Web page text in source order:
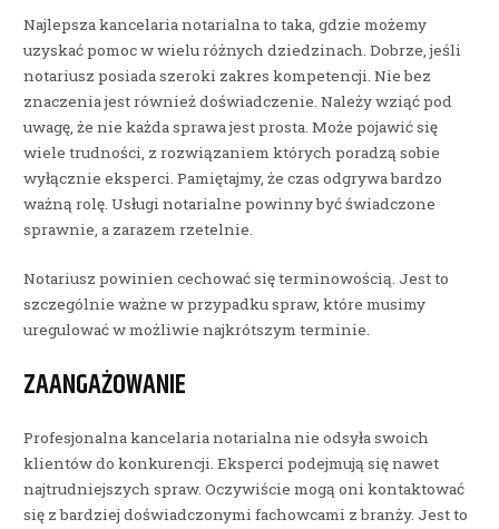
Najlepsza kancelaria notarialna to taka, gdzie możemy
uzyskać pomoc w wielu różnych dziedzinach. Dobrze, jeśli
notariusz posiada szeroki zakres kompetencji. Nie bez
znaczenia jest również doświadczenie. Należy wziąć pod
uwagę, że nie każda sprawa jest prosta. Może pojawić się
wiele trudności, z rozwiązaniem których poradzą sobie
wyłącznie eksperci. Pamiętajmy, że czas odgrywa bardzo
ważną rolę. Usługi notarialne powinny być świadczone
sprawnie, a zarazem rzetelnie.
Notariusz powinien cechować się terminowością. Jest to
szczególnie ważne w przypadku spraw, które musimy
uregulować w możliwie najkrótszym terminie.
ZAANGAŻOWANIE
Profesjonalna kancelaria notarialna nie odsyła swoich
klientów do konkurencji. Eksperci podejmują się nawet
najtrudniejszych spraw. Oczywiście mogą oni kontaktować
się z bardziej doświadczonymi fachowcami z branży. Jest to